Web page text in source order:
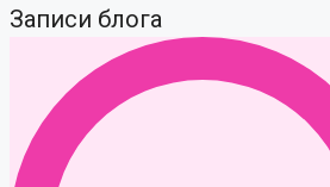
Записи блога